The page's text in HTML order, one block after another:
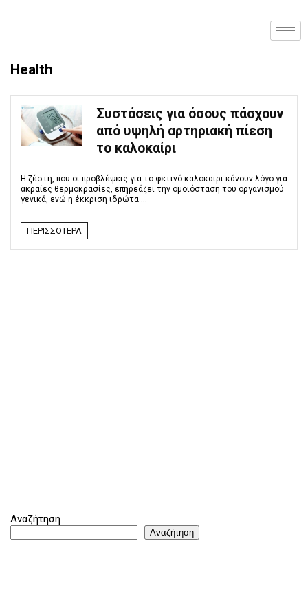
Health
Συστάσεις για όσους πάσχουν
από υψηλή αρτηριακή πίεση
το καλοκαίρι
Η ζέστη, που οι προβλέψεις για το φετινό καλοκαίρι κάνουν λόγο για
ακραίες θερμοκρασίες, επηρεάζει την ομοιόσταση του οργανισμού
γενικά, ενώ η έκκριση ιδρώτα ...
ΠΕΡΙΣΣΌΤΕΡΑ
Αναζήτηση
Αναζήτηση